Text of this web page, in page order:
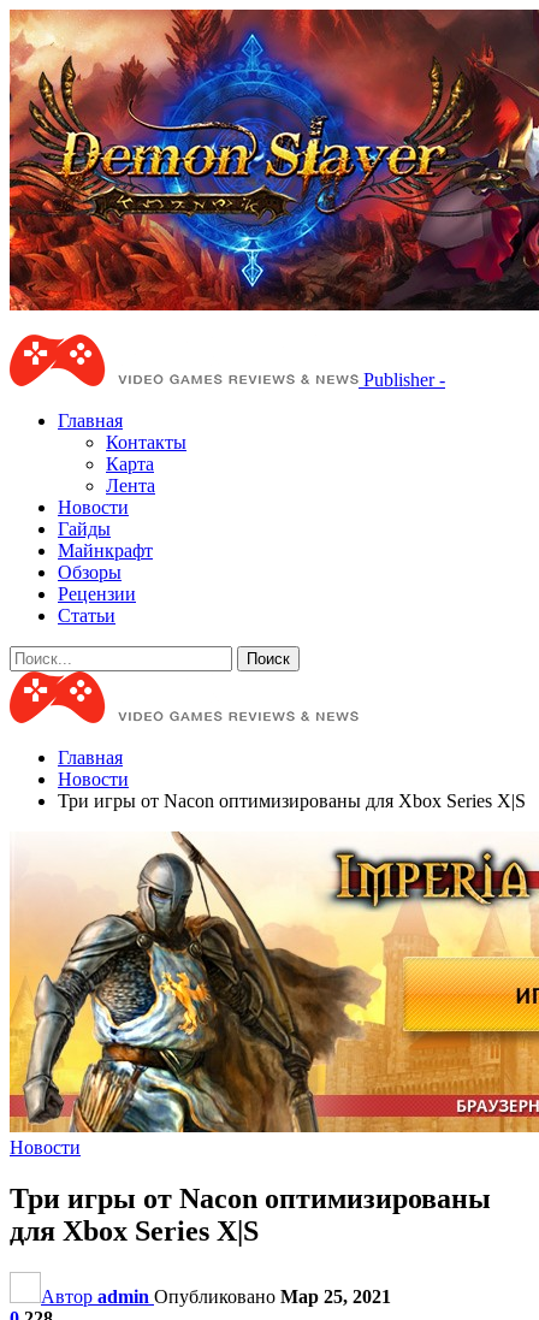
Publisher -
Главная
Контакты
Карта
Лента
Новости
Гайды
Майнкрафт
Обзоры
Рецензии
Статьи
Главная
Новости
Три игры от Nacon оптимизированы для Xbox Series X|S
Новости
Три игры от Nacon оптимизированы
для Xbox Series X|S
Автор admin Опубликовано Мар 25, 2021